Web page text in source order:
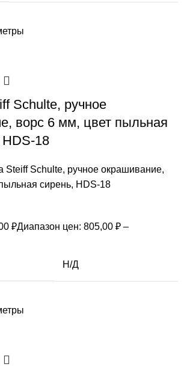
Schulte, ручное
ворс 6 мм, цвет пыльная
HDS-18
Steiff Schulte, ручное окрашивание,
сирень, HDS-18
₽Диапазон цен: 805,00 ₽ –
Н/Д